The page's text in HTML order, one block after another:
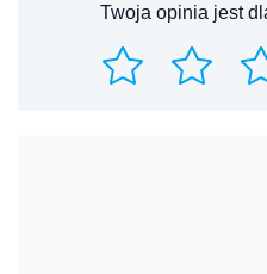
Twoja opinia jest